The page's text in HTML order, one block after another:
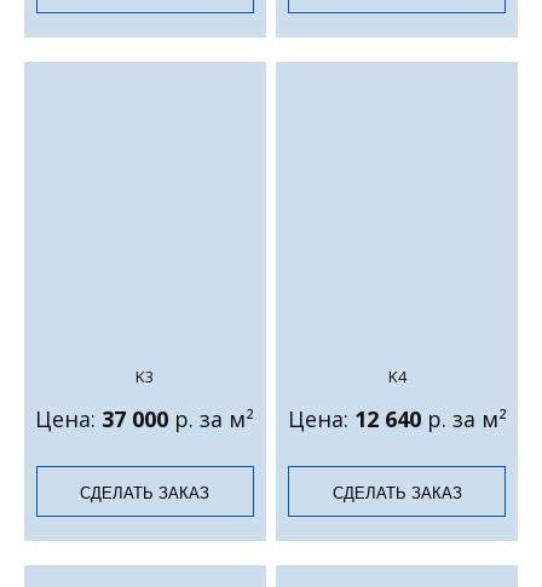
K3
Цена: 37 000 р. за м²
СДЕЛАТЬ ЗАКАЗ
K4
Цена: 12 640р. за м²
СДЕЛАТЬ ЗАКАЗ